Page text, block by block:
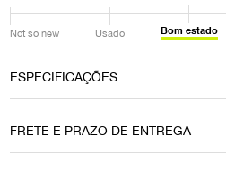
Not so new Usado Bom estado
ESPECIFICAÇÕES
21062021
FRETE E PRAZO DE ENTREGA